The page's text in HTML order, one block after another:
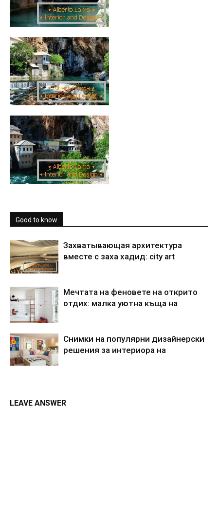
Good to know
Захватывающая архитектура
вместе с заха хадид: city art
Мечтата на феновете на открито
отдих: малка уютна къща на
Снимки на популярни дизайнерски
решения за интериора на
LEAVE ANSWER